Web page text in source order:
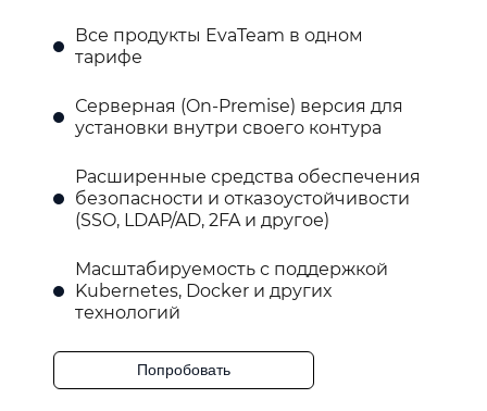
Все продукты EvaTeam в одном
тарифе
Серверная (On-Premise) версия для
установки внутри своего контура
Расширенные средства обеспечения
безопасности и отказоустойчивости
(SSO, LDAP/AD, 2FA и другое)
Масштабируемость с поддержкой
Kubernetes, Docker и других
технологий
Попробовать